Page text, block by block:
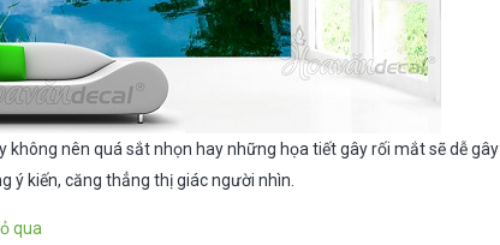
không nên quá sắt nhọn hay những họa tiết gây rối mắt sẽ dễ gây
ý kiến, căng thẳng thị giác người nhìn.
qua